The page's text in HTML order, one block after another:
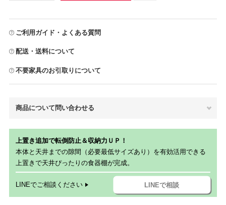
ご利用ガイド・よくある質問
配送・送料について
不要家具のお引取りについて
商品について問い合わせる
上置き追加で転倒防止＆収納力ＵＰ！
本体と天井までの隙間（必要最低サイズあり）を有効活用できる
上置きで天井ぴったりの食器棚が完成。
LINEでご相談ください LINEで相談